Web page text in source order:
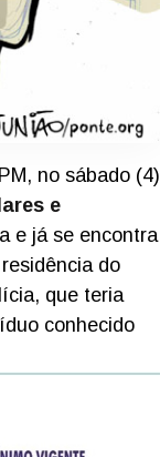
no sábado (4)
e
e já se encontra
do
que teria
conhecido